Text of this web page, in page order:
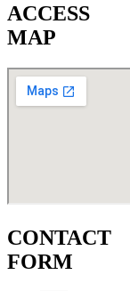
ACCESS
MAP
CONTACT
FORM